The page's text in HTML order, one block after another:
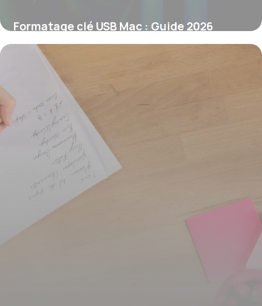
Formatage clé USB Mac : Guide 2026
7 juin 2026